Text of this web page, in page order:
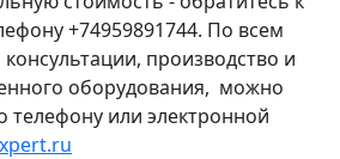
+74959891744. По всем
производство и
оборудования, можно
телефону или электронной